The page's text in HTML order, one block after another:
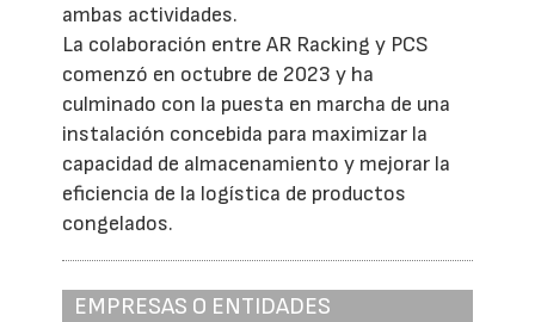
ambas actividades.
La colaboración entre AR Racking y PCS
comenzó en octubre de 2023 y ha
culminado con la puesta en marcha de una
instalación concebida para maximizar la
capacidad de almacenamiento y mejorar la
eficiencia de la logística de productos
congelados.
EMPRESAS O ENTIDADES